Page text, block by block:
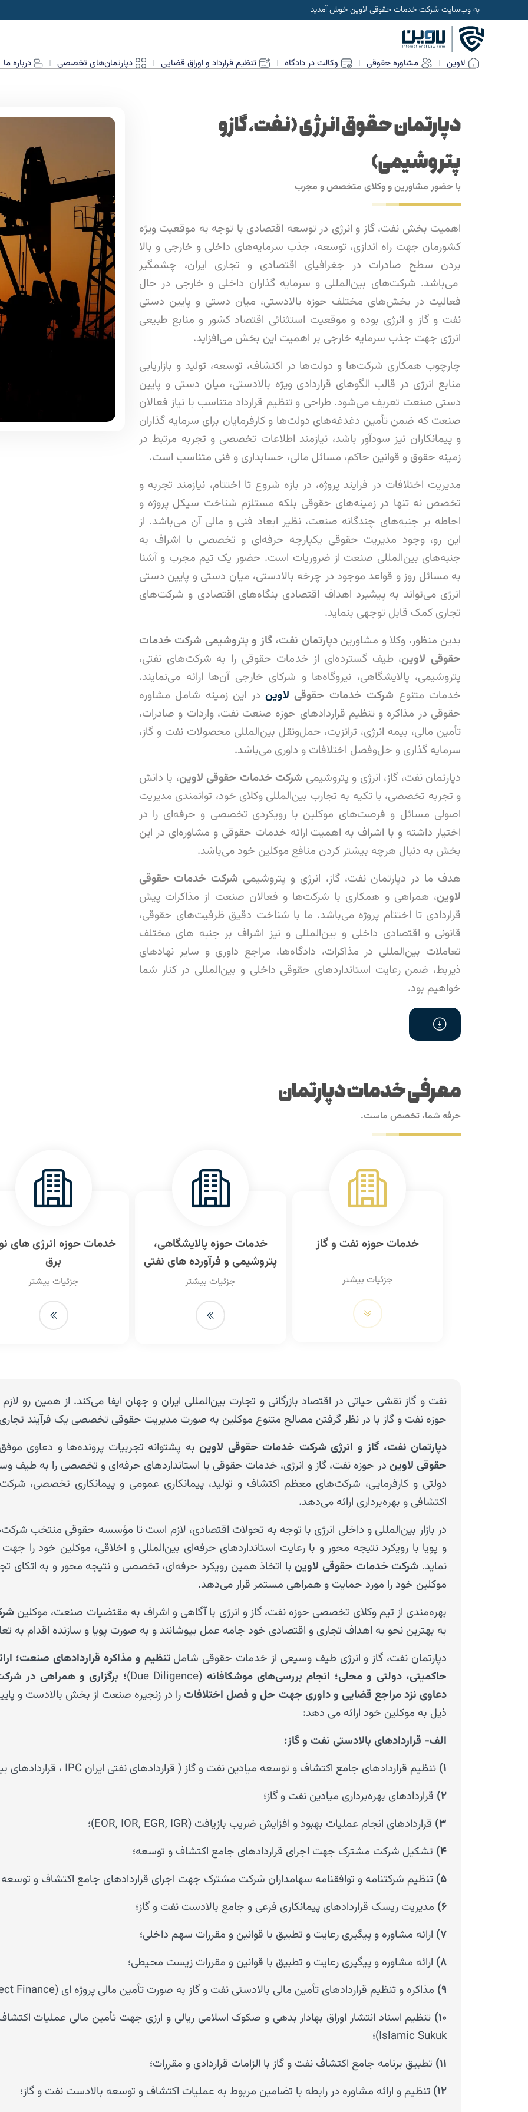
به وب‌سایت شرکت خدمات حقوقی لاوین خوش آمدید
لاوین مشاوره حقوقی وکالت در دادگاه تنظیم قرارداد و اوراق قضایی دپارتمان‌های تخصصی درباره ما
دپارتمان حقوق انرژی (نفت، گاز و
پتروشیمی)
با حضور مشاورین و وکلای متخصص و مجرب
اهمیت بخش نفت، گاز و انرژی در توسعه اقتصادی با توجه به موقعیت ویژه
کشورمان جهت راه اندازی، توسعه، جذب سرمایه‌های داخلی و خارجی و بالا
بردن سطح صادرات در جغرافیای اقتصادی و تجاری ایران، چشمگیر
می‌باشد. شرکت‌های بین‌المللی و سرمایه گذاران داخلی و خارجی در حال
فعالیت در بخش‌های مختلف حوزه بالادستی، میان دستی و پایین دستی
نفت و گاز و انرژی بوده و موقعیت استثنائی اقتصاد کشور و منابع طبیعی
انرژی جهت جذب سرمایه خارجی بر اهمیت این بخش می‌افزاید.
چارچوب همکاری شرکت‌ها و دولت‌ها در اکتشاف، توسعه، تولید و بازاریابی
منابع انرژی در قالب الگو‌های قراردادی ویژه بالادستی، میان دستی و پایین
دستی صنعت تعریف می‌شود. طراحی و تنظیم قرارداد متناسب با نیاز فعالان
صنعت که ضمن تأمین دغدغه‌های دولت‌ها و کارفرمایان برای سرمایه گذاران
و پیمانکاران نیز سودآور باشد، نیازمند اطلاعات تخصصی و تجربه مرتبط در
زمینه حقوق و قوانین حاکم، مسائل مالی، حسابداری و فنی متناسب است.
مدیریت اختلافات در فرایند پروژه، در بازه شروع تا اختتام، نیازمند تجربه و
تخصص نه تنها در زمینه‌های حقوقی بلکه مستلزم شناخت سیکل پروژه و
احاطه بر جنبه‌های چندگانه صنعت، نظیر ابعاد فنی و مالی آن می‌باشد. از
این رو، وجود مدیریت حقوقی یکپارچه حرفه‌ای و تخصصی با اشراف به
جنبه‌های بین‌المللی صنعت از ضروریات است. حضور یک تیم مجرب و آشنا
به مسائل روز و قواعد موجود در چرخه بالادستی، میان دستی و پایین دستی
انرژی می‌تواند به پیشبرد اهداف اقتصادی بنگاه‌های اقتصادی و شرکت‌های
تجاری کمک قابل توجهی بنماید.
بدین منظور، وکلا و مشاوریندپارتمان نفت، گاز و پتروشیمی شرکت خدمات
حقوقی لاوین، طیف گسترده‌ای از خدمات حقوقی را به شرکت‌های نفتی،
پتروشیمی، پالایشگاهی، نیروگاه‌ها و شرکای خارجی آن‌ها ارائه می‌نمایند.
خدمات متنوع شرکت خدمات حقوقی لاوین در این زمینه شامل مشاوره
حقوقی در مذاکره و تنظیم قراردادهای حوزه صنعت نفت، واردات و صادرات،
تأمین مالی، بیمه انرژی، ترانزیت، حمل‌و‌نقل بین‌المللی محصولات نفت و گاز،
سرمایه گذاری و حل‌و‌فصل اختلافات و داوری می‌باشد.
دپارتمان نفت، گاز، انرژی و پتروشیمی شرکت خدمات حقوقی لاوین، با دانش
و تجربه تخصصی، با تکیه به تجارب بین‌المللی وکلای خود، توانمندی مدیریت
اصولی مسائل و فرصت‌های موکلین با رویکردی تخصصی و حرفه‌ای را در
اختیار داشته و با اشراف به اهمیت ارائه خدمات حقوقی و مشاوره‌ای در این
بخش به دنبال هرچه بیشتر کردن منافع موکلین خود می‌باشد.
هدف ما در دپارتمان نفت، گاز، انرژی و پتروشیمی شرکت خدمات حقوقی
لاوین، همراهی و همکاری با شرکت‌ها و فعالان صنعت از مذاکرات پیش
قراردادی تا اختتام پروژه می‌باشد. ما با شناخت دقیق ظرفیت‌های حقوقی،
قانونی و اقتصادی داخلی و بین‌المللی و نیز اشراف بر جنبه های مختلف
تعاملات بین‌المللی در مذاکرات، دادگاه‌ها، مراجع داوری و سایر نهادهای
ذیربط، ضمن رعایت استاندارد‌های حقوقی داخلی و بین‌المللی در کنار شما
خواهیم بود.
معرفی خدمات دپارتمان
حرفه شما، تخصص ماست.
خدمات حوزه نفت و گاز
جزئیات بیشتر
خدمات حوزه پالایشگاهی،
پتروشیمی و فرآورده های نفتی
جزئیات بیشتر
خدمات حوزه انرژی های
برق
جزئیات بیشتر
نفت و گاز نقشی حیاتی در اقتصاد بازرگانی و تجارت بین‌المللی ایران و جهان ایفا می‌کند. از همین رو
حوزه نفت و گاز با در نظر گرفتن مصالح متنوع موکلین به صورت مدیریت حقوقی تخصصی یک فرآیند
دپارتمان نفت، گاز و انرژی شرکت خدمات حقوقی لاوینبه پشتوانه تجربیات پرونده‌ها و دعاوی
حقوقی لاوین در حوزه نفت، گاز و انرژی، خدمات حقوقی با استانداردهای حرفه‌ای و تخصصی را به طیف
دولتی و کارفرمایی، شرکت‌های معظم اکتشاف و تولید، پیمانکاری عمومی و پیمانکاری تخصصی،
اکتشافی و بهره‌برداری ارائه می‌دهد.
در بازار بین‌المللی و داخلی انرژی با توجه به تحولات اقتصادی، لازم است تا مؤسسه حقوقی منتخب
و پویا با رویکرد نتیجه محور و با رعایت استانداردهای حرفه‌ای بین‌المللی و اخلاقی، موکلین خود را
نماید. شرکت خدمات حقوقی لاوینبا اتخاذ همین رویکرد حرفه‌ای، تخصصی و نتیجه محور و به اتکای
موکلین خود را مورد حمایت و همراهی مستمر قرار می‌دهد.
بهره‌مندی از تیم وکلای تخصصی حوزه نفت، گاز و انرژی با آگاهی و اشراف به مقتضیات صنعت، موکلین
به بهترین نحو به اهداف تجاری و اقتصادی خود جامه عمل بپوشانند و به صورت پویا و سازنده اقدام به
دپارتمان نفت، گاز و انرژی طیف وسیعی از خدمات حقوقی شاملتنظیم و مذاکره قراردادهای صنعت؛
حاکمیتی، دولتی و محلی؛ انجام بررسی‌های موشکافانه (Due Diligence) ؛ برگزاری و همراهی در
دعاوی نزد مراجع قضایی و داوری جهت حل و فصل اختلافاترا در زنجیره صنعت از بخش بالادست و
ذیل به موکلین خود ارائه می دهد:
الف- قراردادهای بالادستی نفت و گاز:
۱) تنظیم قراردادهای جامع اکتشاف و توسعه میادین نفت و گاز ( قراردادهای نفتی ایران IPC ، قراردادهای بیع متقابل Buy-Back)؛
۲) قراردادهای بهره‌برداری میادین نفت و گاز؛
۳) قراردادهای انجام عملیات بهبود و افزایش ضریب بازیافت (EOR, IOR, EGR, IGR)؛
۴) تشکیل شرکت مشترک جهت اجرای قراردادهای جامع اکتشاف و توسعه؛
۵) تنظیم شرکتنامه و توافقنامه سهامداران شرکت مشترک جهت اجرای قراردادهای جامع اکتشاف و توسعه
۶) مدیریت ریسک قراردادهای پیمانکاری فرعی و جامع بالادست نفت و گاز؛
۷) ارائه مشاوره و پیگیری رعایت و تطبیق با قوانین و مقررات سهم داخلی؛
۸) ارائه مشاوره و پیگیری رعایت و تطبیق با قوانین و مقررات زیست محیطی؛
۹) مذاکره و تنظیم قراردادهای تأمین مالی بالادستی نفت و گاز به صورت تأمین مالی پروژه ای (Project Finance)؛
۱۰)
Islamic Sukuk)؛
۱۱) تطبیق برنامه جامع اکتشاف نفت و گاز با الزامات قراردادی و مقررات؛
۱۲) تنظیم و ارائه مشاوره در رابطه با تضامین مربوط به عملیات اکتشاف و توسعه بالادست نفت و گاز؛